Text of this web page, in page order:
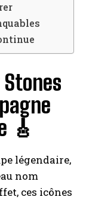
🎸
légendaire,
nom
ces icônes